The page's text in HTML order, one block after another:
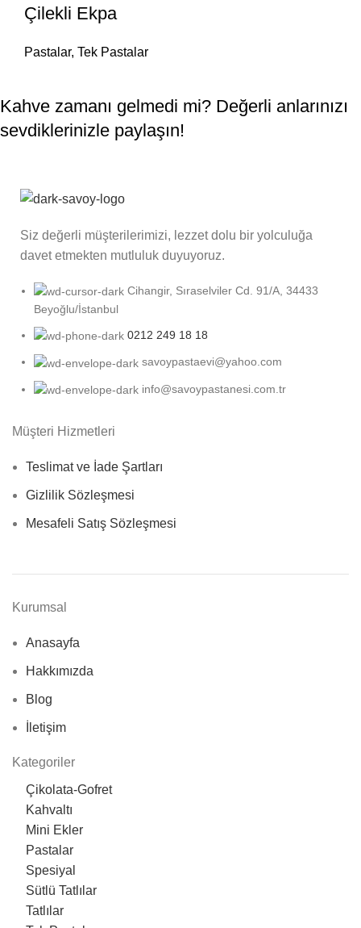
Çilekli Ekpa
Pastalar, Tek Pastalar
Kahve zamanı gelmedi mi? Değerli anlarınızı
sevdiklerinizle paylaşın!
Siz değerli müşterilerimizi, lezzet dolu bir yolculuğa
davet etmekten mutluluk duyuyoruz.
Cihangir, Sıraselviler Cd. 91/A, 34433
Beyoğlu/İstanbul
0212 249 18 18
savoypastaevi@yahoo.com
info@savoypastanesi.com.tr
Müşteri Hizmetleri
Teslimat ve İade Şartları
Gizlilik Sözleşmesi
Mesafeli Satış Sözleşmesi
Kurumsal
Anasayfa
Hakkımızda
Blog
İletişim
Kategoriler
Çikolata-Gofret
Kahvaltı
Mini Ekler
Pastalar
Spesiyal
Sütlü Tatlılar
Tatlılar